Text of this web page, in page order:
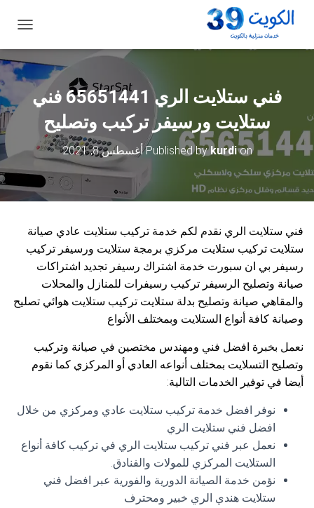
ب
د
ي
ق
ل
فني ستلايت الري 65651441 فني
ستلايت ورسيفر تركيب وتصليح
Published bykurdion أغسطس 8, 2021
فني ستلايت الري نقدم لكم خدمة تركيب ستلايت عادي صيانة
ستلايت تركيب ستلايت مركزي برمجة ستلايت ورسيفر تركيب
رسيفر بي ان سبورت خدمة اشتراك رسيفر تجديد اشتراكات
صيانة وتصليح الرسيفر تركيب رسيفرات للمنازل والمحلات
والمقاهي صيانة وتصليح بدلة ستلايت تركيب ستلايت هوائي تصليح
وصيانة كافة أنواع الستلايت وبمختلف الأنواع
نعمل بخبرة افضل فني ومهندس مختصين في صيانة وتركيب
وتصليح التسلايت بمختلف أنواعه العادي أو المركزي كما نقوم
أيضا في توفير الخدمات التالية:
نوفر افضل خدمة تركيب ستلايت عادي ومركزي من خلال
افضل فني ستلايت الري
نعمل عبر فني تركيب ستلايت الري في تركيب كافة أنواع
الستلايت المركزي للمولات والفنادق.
نؤمن خدمة الصيانة الدورية والفورية عبر افضل فني
ستلايت هندي الري خبير ومحترف